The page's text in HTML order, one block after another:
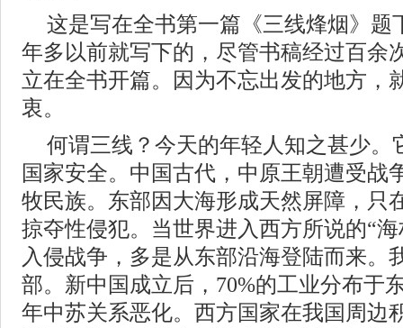
这是写在全书第一篇《三线烽烟》题
年多以前就写下的，尽管书稿经过百余
立在全书开篇。因为不忘出发的地方，
衷。
何谓三线？今天的年轻人知之甚少。
国家安全。中国古代，中原王朝遭受战
牧民族。东部因大海形成天然屏障，只
掠夺性侵犯。当世界进入西方所说的“
入侵战争，多是从东部沿海登陆而来。
部。新中国成立后，70%的工业分布于
年中苏关系恶化。西方国家在我国周边